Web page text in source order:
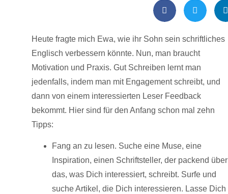
Heute fragte mich Ewa, wie ihr Sohn sein schriftliches
Englisch verbessern könnte. Nun, man braucht
Motivation und Praxis. Gut Schreiben lernt man
jedenfalls, indem man mit Engagement schreibt, und
dann von einem interessierten Leser Feedback
bekommt. Hier sind für den Anfang schon mal zehn
Tipps:
Fang an zu lesen. Suche eine Muse, eine
Inspiration, einen Schriftsteller, der packend über
das, was Dich interessiert, schreibt. Surfe und
suche Artikel, die Dich interessieren. Lasse Dich